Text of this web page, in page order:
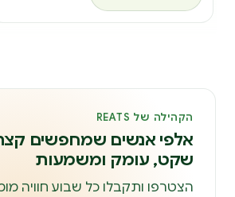
הקהילה של REATS
אלפי אנשים שמחפשים
שקט, עומק ומשמעות
הצטרפו ותקבלו כל שבוע חוויה